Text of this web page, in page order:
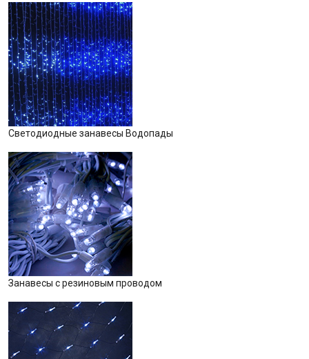
Светодиодные занавесы Водопады
Занавесы с резиновым проводом